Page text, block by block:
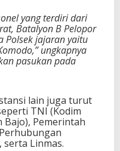
yang terdiri dari
Batalyon B Pelopor
Polsek jajaran yaitu
ungkapnya
pasukan pada
lain juga turut
TNI (Kodim
Bajo), Pemerintah
Linmas.